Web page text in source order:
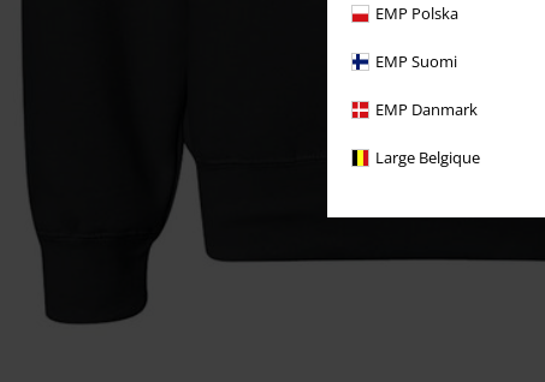
EMP Polska
EMP Suomi
EMP Danmark
Large Belgique